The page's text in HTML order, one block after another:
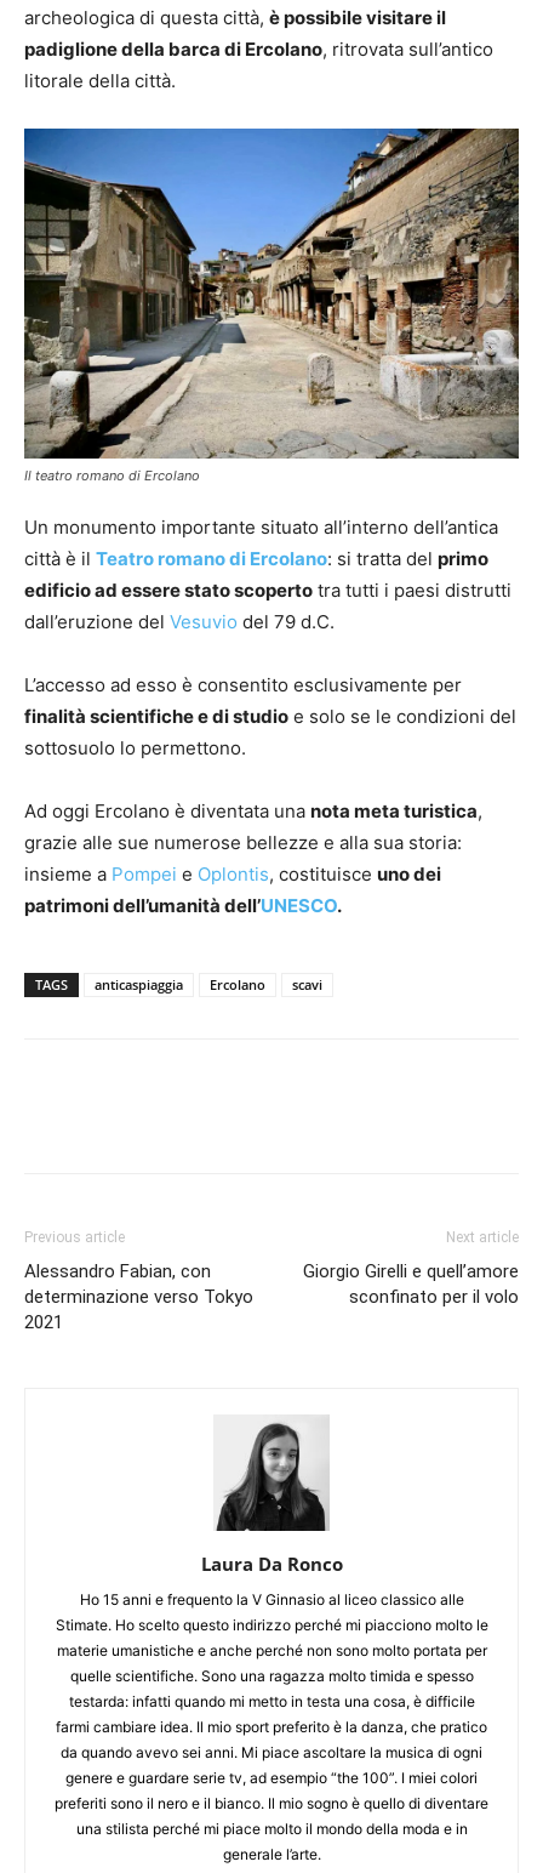
archeologica di questa città, è possibile visitare il
padiglione della barca di Ercolano, ritrovata sull’antico
litorale della città.
Il teatro romano di Ercolano
Un monumento importante situato all’interno dell’antica
città è il Teatro romano di Ercolano: si tratta del primo
edificio ad essere stato scoperto tra tutti i paesi distrutti
dall’eruzione del Vesuvio del 79 d.C.
L’accesso ad esso è consentito esclusivamente per
finalità scientifiche e di studio e solo se le condizioni del
sottosuolo lo permettono.
Ad oggi Ercolano è diventata una nota meta turistica,
grazie alle sue numerose bellezze e alla sua storia:
insieme a Pompei e Oplontis, costituisce uno dei
patrimoni dell’umanità dell’UNESCO.
TAGS anticaspiaggia Ercolano scavi
Previous article
Alessandro Fabian, con
determinazione verso Tokyo
2021
Next article
Giorgio Girelli e quell’amore
sconfinato per il volo
Laura Da Ronco
Ho 15 anni e frequento la V Ginnasio al liceo classico alle
Stimate. Ho scelto questo indirizzo perché mi piacciono molto le
materie umanistiche e anche perché non sono molto portata per
quelle scientifiche. Sono una ragazza molto timida e spesso
testarda: infatti quando mi metto in testa una cosa, è difficile
farmi cambiare idea. Il mio sport preferito è la danza, che pratico
da quando avevo sei anni. Mi piace ascoltare la musica di ogni
genere e guardare serie tv, ad esempio “the 100”. I miei colori
preferiti sono il nero e il bianco. Il mio sogno è quello di diventare
una stilista perché mi piace molto il mondo della moda e in
generale l’arte.